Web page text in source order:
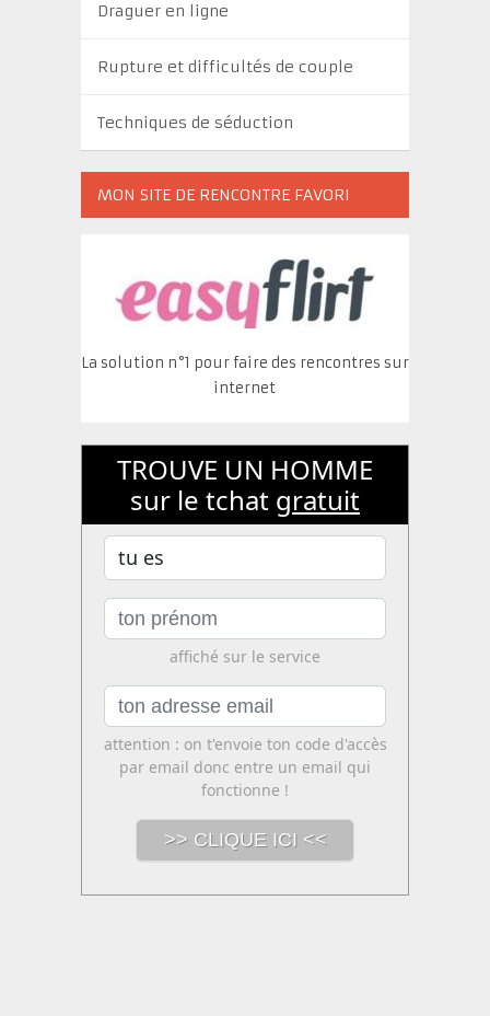
Draguer en ligne
Rupture et difficultés de couple
Techniques de séduction
MON SITE DE RENCONTRE FAVORI
La solution n°1 pour faire des rencontres sur
internet